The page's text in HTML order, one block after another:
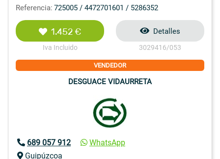
Referencia: 725005 / 4472701601 / 5286352
1.452 €
Iva Incluido
Detalles
3029416/053
VENDEDOR
DESGUACE VIDAURRETA
689 057 912
WhatsApp
Guipúzcoa